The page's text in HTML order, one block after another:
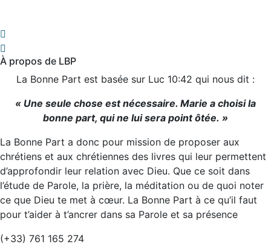
À propos de LBP
La Bonne Part est basée sur Luc 10:42 qui nous dit :
« Une seule chose est nécessaire. Marie a choisi la
bonne part, qui ne lui sera point ôtée. »
La Bonne Part a donc pour mission de proposer aux
chrétiens et aux chrétiennes des livres qui leur permettent
d’approfondir leur relation avec Dieu. Que ce soit dans
l’étude de Parole, la prière, la méditation ou de quoi noter
ce que Dieu te met à cœur. La Bonne Part à ce qu’il faut
pour t’aider à t’ancrer dans sa Parole et sa présence
(+33) 761 165 274